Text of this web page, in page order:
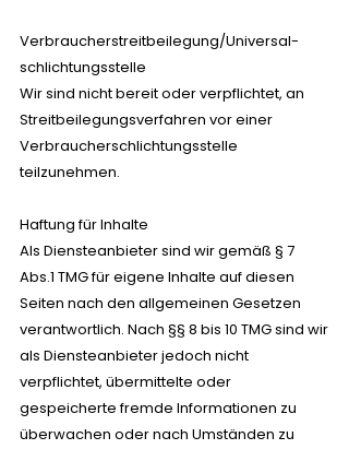
Verbraucher­streit­beilegung/Universal­
schlichtungs­stelle
Wir sind nicht bereit oder verpflichtet, an
Streitbeilegungsverfahren vor einer
Verbraucherschlichtungsstelle
teilzunehmen.
Haftung für Inhalte
Als Diensteanbieter sind wir gemäß § 7
Abs.1 TMG für eigene Inhalte auf diesen
Seiten nach den allgemeinen Gesetzen
verantwortlich. Nach §§ 8 bis 10 TMG sind wir
als Diensteanbieter jedoch nicht
verpflichtet, übermittelte oder
gespeicherte fremde Informationen zu
überwachen oder nach Umständen zu